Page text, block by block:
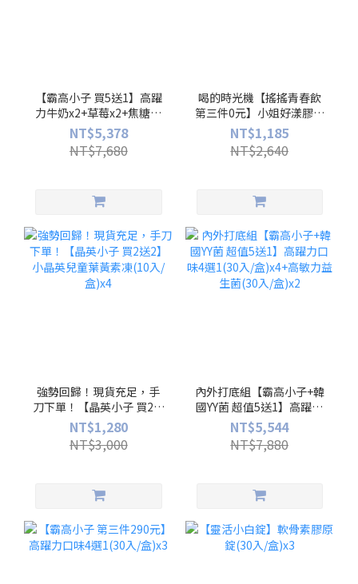
【霸高小子 買5送1】高躍
力牛奶x2+草莓x2+焦糖x2
(30入/盒)
NT$5,378
NT$7,680
喝的時光機【搖搖青春飲
第三件0元】小姐好漾膠原
蛋白(10入/盒)x3
NT$1,185
NT$2,640
強勢回歸！現貨充足，手
刀下單！【晶英小子 買2送
2】小晶英兒童葉黃素凍
(10入/盒)x4
NT$1,280
NT$3,000
內外打底組【霸高小子+韓
國YY菌 超值5送1】高躍力
口味4選1(30入/盒)x4+高
敏力益生菌(30入/盒)x2
NT$5,544
NT$7,880